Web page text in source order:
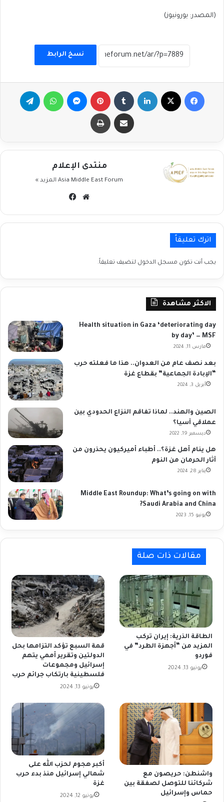
(المصدر: يورونيوز)
نسخ الرابط
فيسبوك لينكدإن بينتيريست ماسنجر واتساب تيلقرام
مشاركة عبر البريد طباعة
منتدى الإعلام
Asia Middle East Forum المزيد »
موقع
اترك تعليقاً
يجب أنت تكون مسجل الدخول لتضيف تعليقاً.
الاكثر مشاهدة
Health situation in Gaza ‘deteriorating day
by day’ — MSF
مارس 11, 2024
بعد نصف عام من العدوان.. هذا ما فعلته حرب
“الإبادة الجماعية” بقطاع غزة
أبريل 3, 2024
الصين والهند.. لماذا تفاقم النزاع الحدودي بين
عملاقي آسيا؟
ديسمبر 19, 2022
هل ينام أهل غزة؟.. أطباء أميركيون يحذرون من
آثار الحرمان من النوم
يناير 28, 2024
Middle East Roundup: What’s going on with
Saudi Arabia and China?
يونيو 15, 2023
مقالات ذات صلة
الطاقة الذرية: إيران تركب
المزيد من “أجهزة الطرد” في
فوردو
يونيو 13, 2024
قمة السبع تؤكد التزامها بحل
الدولتين وتقرير أممي يتهم
إسرائيل ومجموعات
فلسطينية بارتكاب جرائم حرب
يونيو 13, 2024
واشنطن: حريصون مع
شركائنا للتوصل لصفقة بين
حماس وإسرائيل
أكبر هجوم لحزب الله على
شمالي إسرائيل منذ بدء حرب
غزة
يونيو 12, 2024